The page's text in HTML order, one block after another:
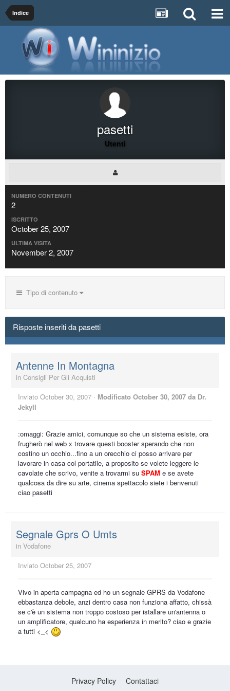
Indice
pasetti
Utenti
NUMERO CONTENUTI
2
ISCRITTO
October 25, 2007
ULTIMA VISITA
November 2, 2007
Tipo di contenuto
Risposte inseriti da pasetti
Antenne In Montagna
in Consigli Per Gli Acquisti
Inviato October 30, 2007 · Modificato October 30, 2007 da Dr.
Jekyll
:omaggi: Grazie amici, comunque so che un sistema esiste, ora
frugherò nel web x trovare questi booster sperando che non
costino un occhio...fino a un orecchio ci posso arrivare per
lavorare in casa col portatile, a proposito se volete leggere le
cavolate che scrivo, venite a trovarmi su SPAM e se avete
qualcosa da dire su arte, cinema spettacolo siete i benvenuti
ciao pasetti
Segnale Gprs O Umts
in Vodafone
Inviato October 25, 2007
Vivo in aperta campagna ed ho un segnale GPRS da Vodafone
ebbastanza debole, anzi dentro casa non funziona affatto, chissà
se c'è un sistema non troppo costoso per istallare un'antenna o
un amplificatore, qualcuno ha esperienza in merito? ciao e grazie
a tutti <_<
Privacy Policy Contattaci